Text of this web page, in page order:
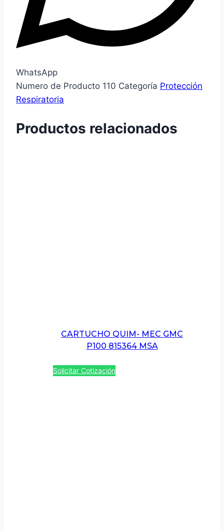
WhatsApp
Numero de Producto 110 Categoría Protección
Respiratoria
Productos relacionados
CARTUCHO QUIM- MEC GMC
P100 815364 MSA
Solicitar Cotización